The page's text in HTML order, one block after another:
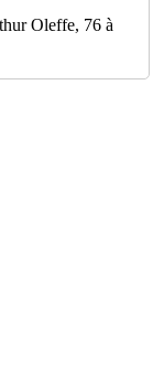
Oleffe, 76 à